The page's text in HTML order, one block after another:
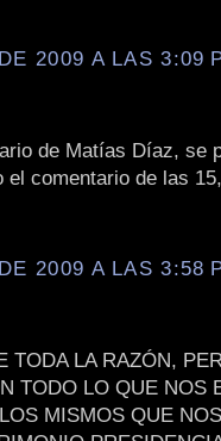
2009 A LAS 3:09
de Matías Díaz, se
comentario de las
2009 A LAS 3:58
TODA LA RAZÓN,
TODO LO QUE NOS
MISMOS QUE